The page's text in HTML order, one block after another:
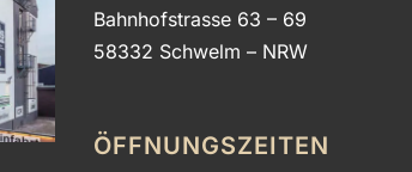
Bahnhofstrasse 63 – 69
58332 Schwelm – NRW
ÖFFNUNGSZEITEN